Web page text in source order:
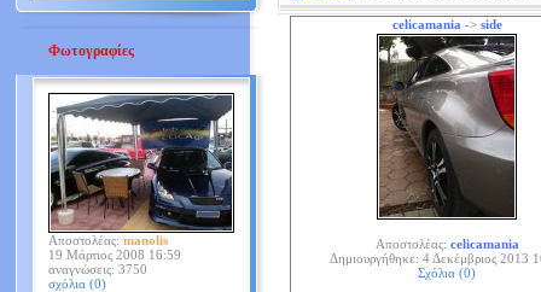
Φωτογραφίες
Αποστολέας: manolis
19 Μάρτιος 2008 16:59
αναγνώσεις: 3750
σχόλια (0)
celicamania -> side
Αποστολέας: celicamania
Δημιουργήθηκε: 4 Δεκέμβριος 2013
Σχόλια (0)